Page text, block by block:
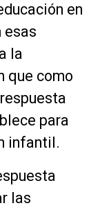
en
esas
la
que como
para
infantil.
las